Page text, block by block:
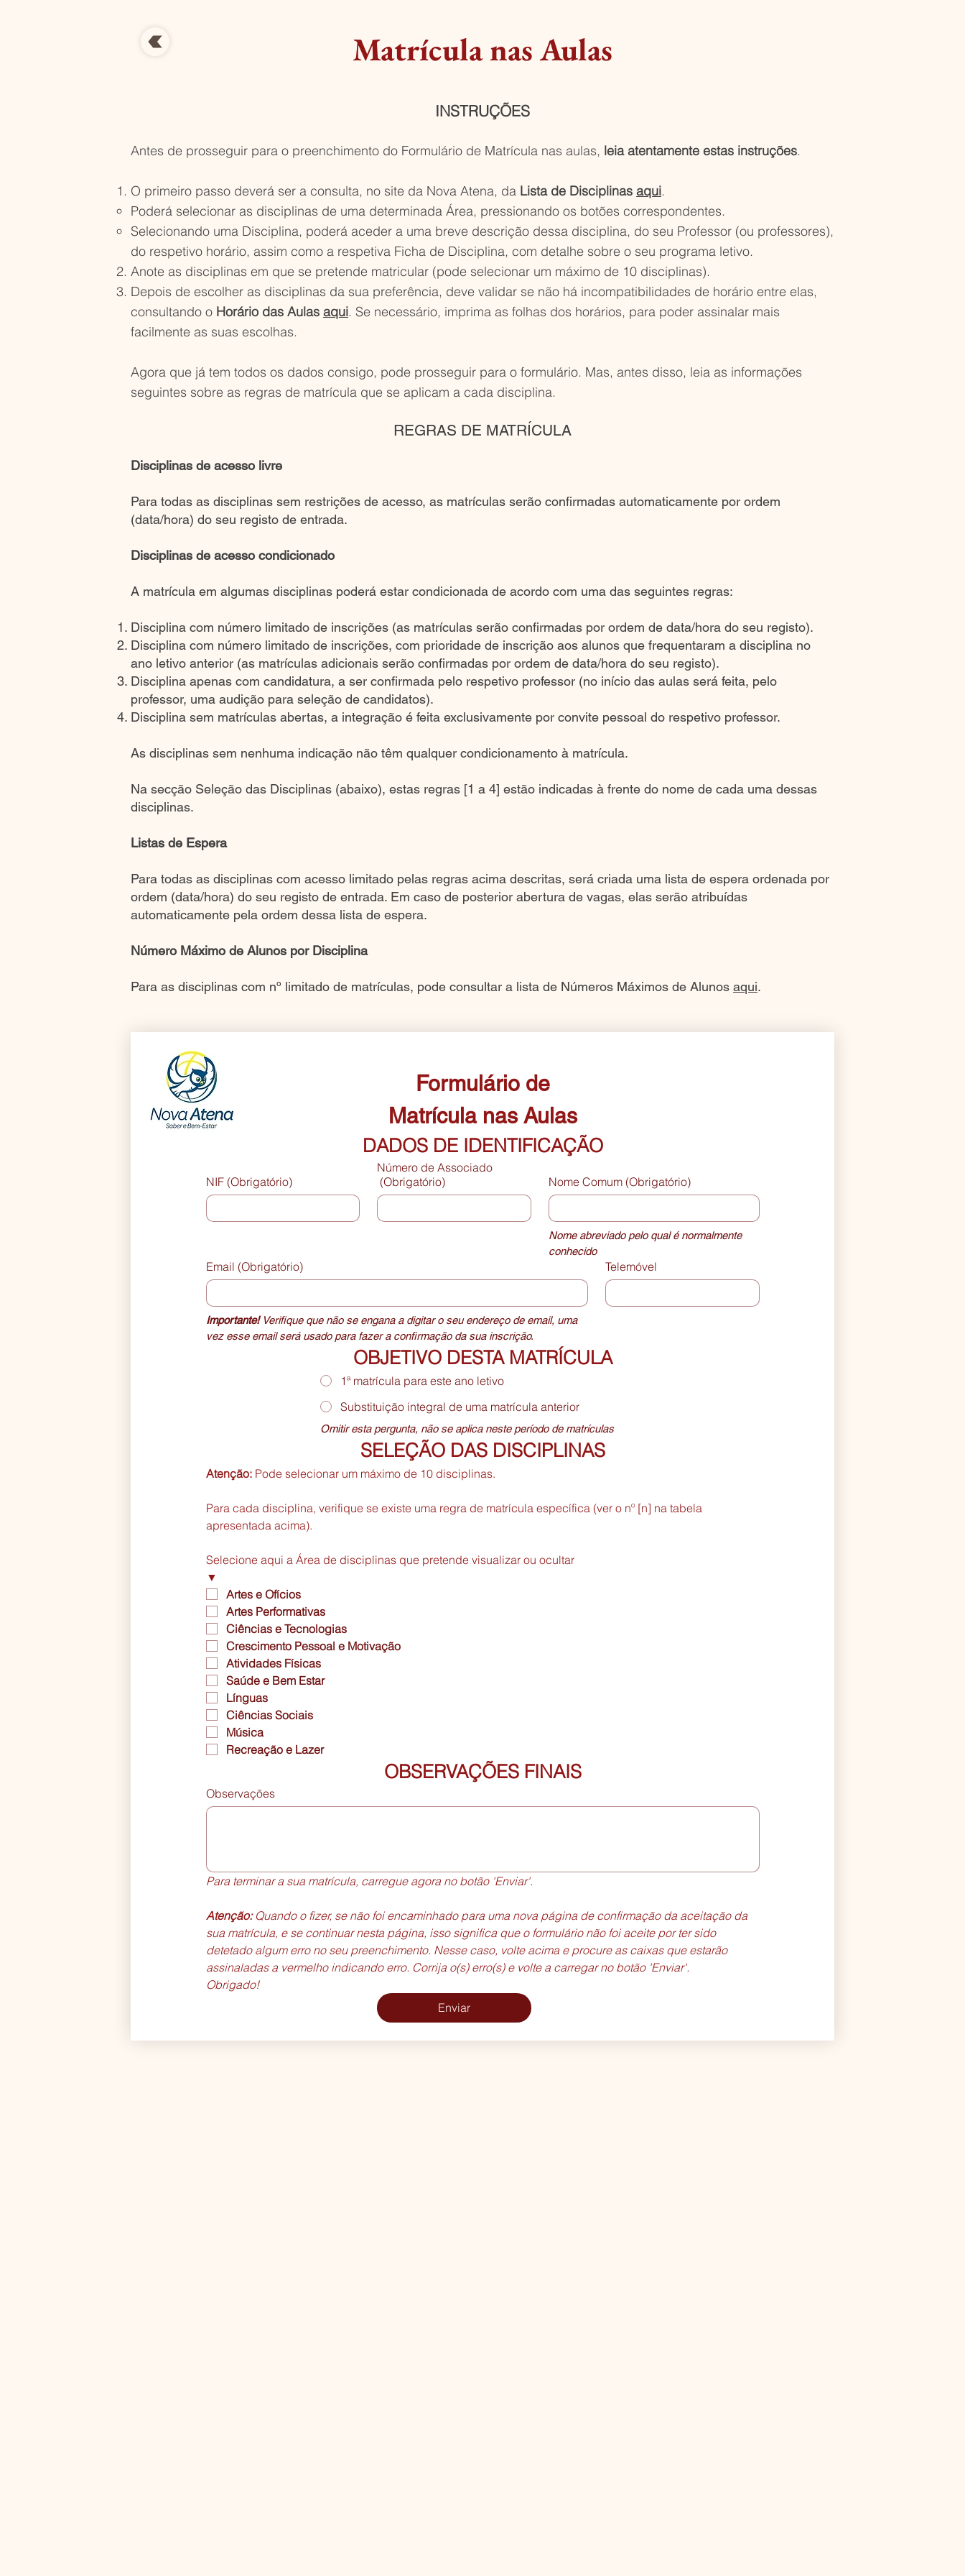
Matrícula nas Aulas
INSTRUÇÕES
Antes de prosseguir para o preenchimento do Formulário de Matrícula nas aulas, leia atentamente estas instruções.
O primeiro passo deverá ser a consulta, no site da Nova Atena, da Lista de Disciplinas aqui.
Poderá selecionar as disciplinas de uma determinada Área, pressionando os botões correspondentes.
Selecionando uma Disciplina, poderá aceder a uma breve descrição dessa disciplina, do seu Professor (ou professores),
do respetivo horário, assim como a respetiva Ficha de Disciplina, com detalhe sobre o seu programa letivo.
Anote as disciplinas em que se pretende matricular (pode selecionar um máximo de 10 disciplinas).
Depois de escolher as disciplinas da sua preferência, deve validar se não há incompatibilidades de horário entre elas,
consultando o Horário das Aulas aqui. Se necessário, imprima as folhas dos horários, para poder assinalar mais
facilmente as suas escolhas.
​Agora que já tem todos os dados consigo, pode prosseguir para o formulário.​​ Mas, antes disso, leia as informações
seguintes sobre as regras de matrícula que se aplicam a cada disciplina.​
REGRAS DE MATRÍCULA
Disciplinas de acesso livre
Para todas as disciplinas sem restrições de acesso, as matrículas serão confirmadas automaticamente por ordem
(data/hora) do seu registo de entrada.
Disciplinas de acesso condicionado
A matrícula em algumas disciplinas poderá estar condicionada de acordo com uma das seguintes regras:
Disciplina com número limitado de inscrições (as matrículas serão confirmadas por ordem de data/hora do seu registo).
Disciplina com número limitado de inscrições, com prioridade de inscrição aos alunos que frequentaram a disciplina no
ano letivo anterior (as matrículas adicionais serão confirmadas por ordem de data/hora do seu registo).
Disciplina apenas com candidatura, a ser confirmada pelo respetivo professor (no início das aulas será feita, pelo
professor, uma audição para seleção de candidatos).
Disciplina sem matrículas abertas, a integração é feita exclusivamente por convite pessoal do respetivo professor.
As disciplinas sem nenhuma indicação não têm qualquer condicionamento à matrícula.
Na secção Seleção das Disciplinas (abaixo), estas regras [1 a 4] estão indicadas à frente do nome de cada uma dessas
disciplinas.
Listas de Espera
Para todas as disciplinas com acesso limitado pelas regras acima descritas, será criada uma lista de espera ordenada por
ordem (data/hora) do seu registo de entrada. Em caso de posterior abertura de vagas, elas serão atribuídas
automaticamente pela ordem dessa lista de espera.
Número Máximo de Alunos por Disciplina
Para as disciplinas com nº limitado de matrículas, pode consultar a lista de Números Máximos de Alunos aqui.
Formulário de
Matrícula nas Aulas
DADOS DE IDENTIFICAÇÃO
NIF (Obrigatório)
Número de Associado
(Obrigatório)
Nome Comum (Obrigatório)
Nome abreviado pelo qual é normalmente
conhecido
Email (Obrigatório)
Importante! Verifique que não se engana a digitar o seu endereço de email, uma
vez esse email será usado para fazer a confirmação da sua inscrição.
Telemóvel
OBJETIVO DESTA MATRÍCULA
1ª matrícula para este ano letivo
Substituição integral de uma matrícula anterior
Omitir esta pergunta, não se aplica neste período de matrículas
SELEÇÃO DAS DISCIPLINAS
Atenção: Pode selecionar um máximo de 10 disciplinas.
Para cada disciplina, verifique se existe uma regra de matrícula específica (ver o nº [n] na tabela
apresentada acima).
Selecione aqui a Área de disciplinas que pretende visualizar ou ocultar
▼
Artes e Ofícios
Artes Performativas
Ciências e Tecnologias
Crescimento Pessoal e Motivação
Atividades Físicas
Saúde e Bem Estar
Línguas
Ciências Sociais
Música
Recreação e Lazer
OBSERVAÇÕES FINAIS
Observações
Para terminar a sua matrícula, carregue agora no botão 'Enviar'.
Atenção: Quando o fizer, se não foi encaminhado para uma nova página de confirmação da aceitação da
sua matrícula, e se continuar nesta página, isso significa que o formulário não foi aceite por ter sido
detetado algum erro no seu preenchimento. Nesse caso, volte acima e procure as caixas que estarão
assinaladas a vermelho indicando erro. Corrija o(s) erro(s) e volte a carregar no botão 'Enviar'.
Obrigado!
Enviar